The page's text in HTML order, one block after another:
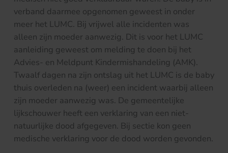
verband daarmee opgenomen geweest in onder
meer het LUMC. Bij vrijwel alle incidenten was
alleen zijn moeder aanwezig. Dit is voor het LUMC
aanleiding geweest om melding te doen bij het
Advies- en Meldpunt Kindermishandeling (AMK).
Twaalf dagen na zijn ontslag uit het LUMC is de baby
thuis overleden na (weer) een incident waarbij alleen
zijn moeder aanwezig was. De gemeentelijke
lijkschouwer heeft een verklaring van een niet-
natuurlijke dood afgegeven. Bij sectie kon geen
medische verklaring voor de dood worden gevonden.